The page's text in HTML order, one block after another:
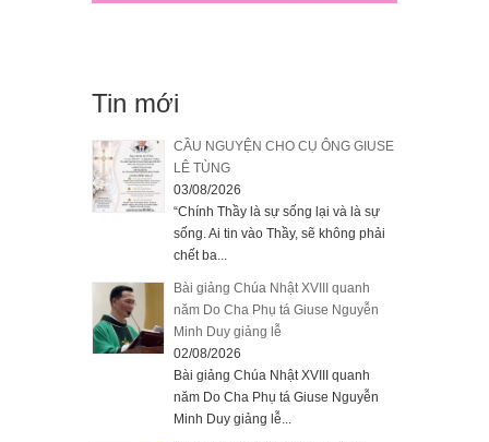
Tin mới
CẦU NGUYỆN CHO CỤ ÔNG GIUSE
LÊ TÙNG
03/08/2026
“Chính Thầy là sự sống lại và là sự
sống. Ai tin vào Thầy, sẽ không phải
chết ba...
Bài giảng Chúa Nhật XVIII quanh
năm Do Cha Phụ tá Giuse Nguyễn
Minh Duy giảng lễ
02/08/2026
Bài giảng Chúa Nhật XVIII quanh
năm Do Cha Phụ tá Giuse Nguyễn
Minh Duy giảng lễ...